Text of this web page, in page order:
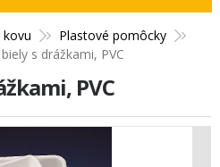
Plastové pomôcky
s drážkami, PVC
PVC